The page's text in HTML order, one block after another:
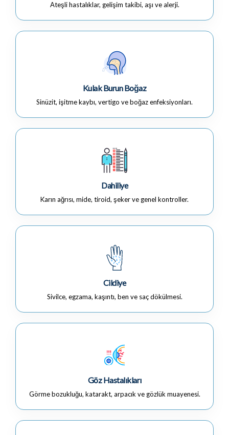
Ateşli hastalıklar, gelişim takibi, aşı ve alerji.
Kulak Burun Boğaz
Sinüzit, işitme kaybı, vertigo ve boğaz enfeksiyonları.
Dahiliye
Karın ağrısı, mide, tiroid, şeker ve genel kontroller.
Cildiye
Sivilce, egzama, kaşıntı, ben ve saç dökülmesi.
Göz Hastalıkları
Görme bozukluğu, katarakt, arpacık ve gözlük muayenesi.